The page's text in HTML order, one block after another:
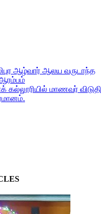
ஆழ்வார் ஆலய வருடாந்த
கல்லூரியில் மாணவர் விடுதி